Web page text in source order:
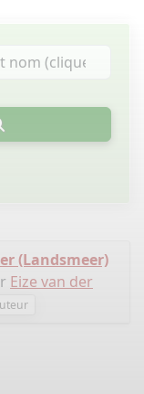
(Landsmeer)
Eize van der